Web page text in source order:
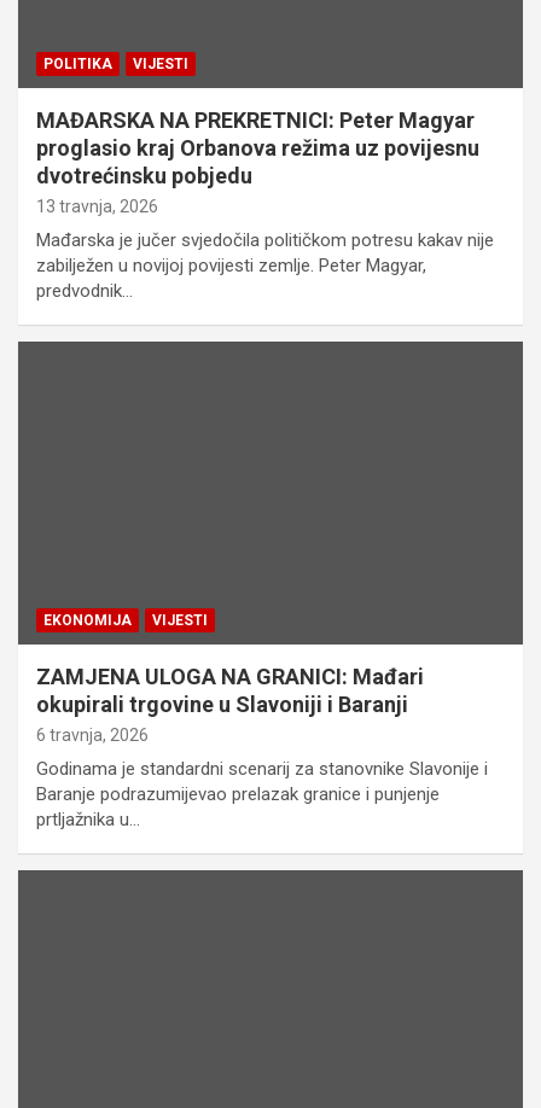
POLITIKA VIJESTI
MAĐARSKA NA PREKRETNICI: Peter Magyar
proglasio kraj Orbanova režima uz povijesnu
dvotrećinsku pobjedu
13 travnja, 2026
Mađarska je jučer svjedočila političkom potresu kakav nije
zabilježen u novijoj povijesti zemlje. Peter Magyar,
predvodnik…
EKONOMIJA VIJESTI
ZAMJENA ULOGA NA GRANICI: Mađari
okupirali trgovine u Slavoniji i Baranji
6 travnja, 2026
Godinama je standardni scenarij za stanovnike Slavonije i
Baranje podrazumijevao prelazak granice i punjenje
prtljažnika u…